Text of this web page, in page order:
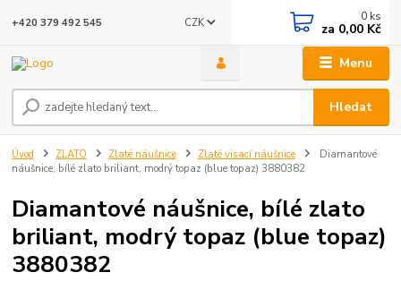
Menu
CZK
Hledat
+420 379 492 545 0 ks
za 0,00 Kč
Úvod ZLATO Zlaté náušnice Zlaté visací náušnice
Diamantové
náušnice, bílé zlato briliant, modrý topaz (blue topaz) 3880382
Diamantové náušnice, bílé zlato
briliant, modrý topaz (blue topaz)
3880382